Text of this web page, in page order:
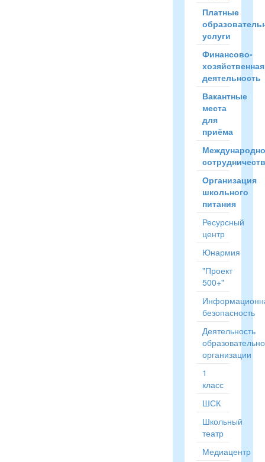
Платные
услуги
Финансово-
хозяйственная
деятельность
Вакантные
места
для
приёма
Организация
школьного
питания
Ресурсный
центр
Юнармия
"Проект
500+"
безопасность
Деятельность
организации
1
класс
ШСК
Школьный
театр
Медиацентр